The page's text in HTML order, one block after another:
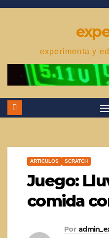
Saltar
experimenta y
ARTICULOS SCRATCH
Juego:
comida
Por